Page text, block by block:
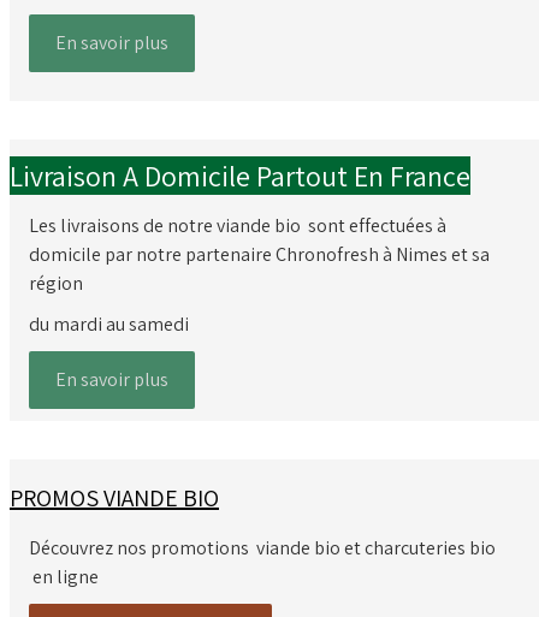
En savoir plus
Livraison A Domicile Partout En France
Les livraisons de notre viande bio sont effectuées à
domicile par notre partenaire Chronofresh à Nimes et sa
région
du mardi au samedi
En savoir plus
PROMOS VIANDE BIO
Découvrez nos promotions viande bio et charcuteries bio
en ligne